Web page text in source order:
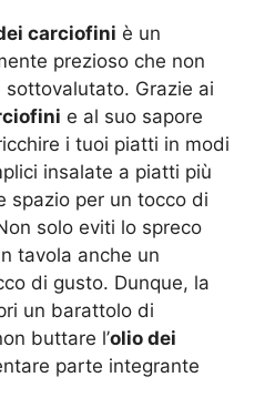
carciofini è un
prezioso che non
Grazie ai
e al suo sapore
i tuoi piatti in modi
insalate a piatti più
spazio per un tocco di
solo eviti lo spreco
tavola anche un
di gusto. Dunque, la
un barattolo di
buttare l’olio dei
parte integrante